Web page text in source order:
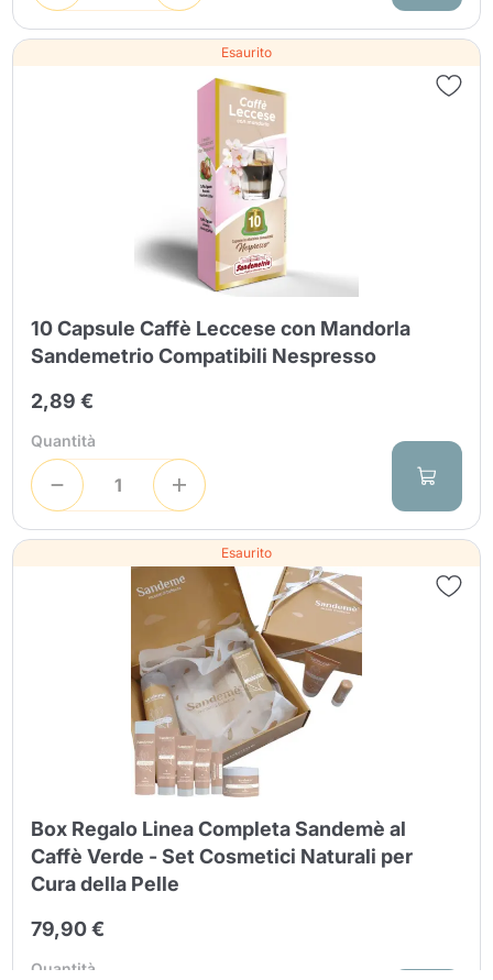
Esaurito
10 Capsule Caffè Leccese con Mandorla
Sandemetrio Compatibili Nespresso
2,89 €
Quantità
Esaurito
Box Regalo Linea Completa Sandemè al
Caffè Verde - Set Cosmetici Naturali per
Cura della Pelle
79,90 €
Quantità
Continua a fare acquisti